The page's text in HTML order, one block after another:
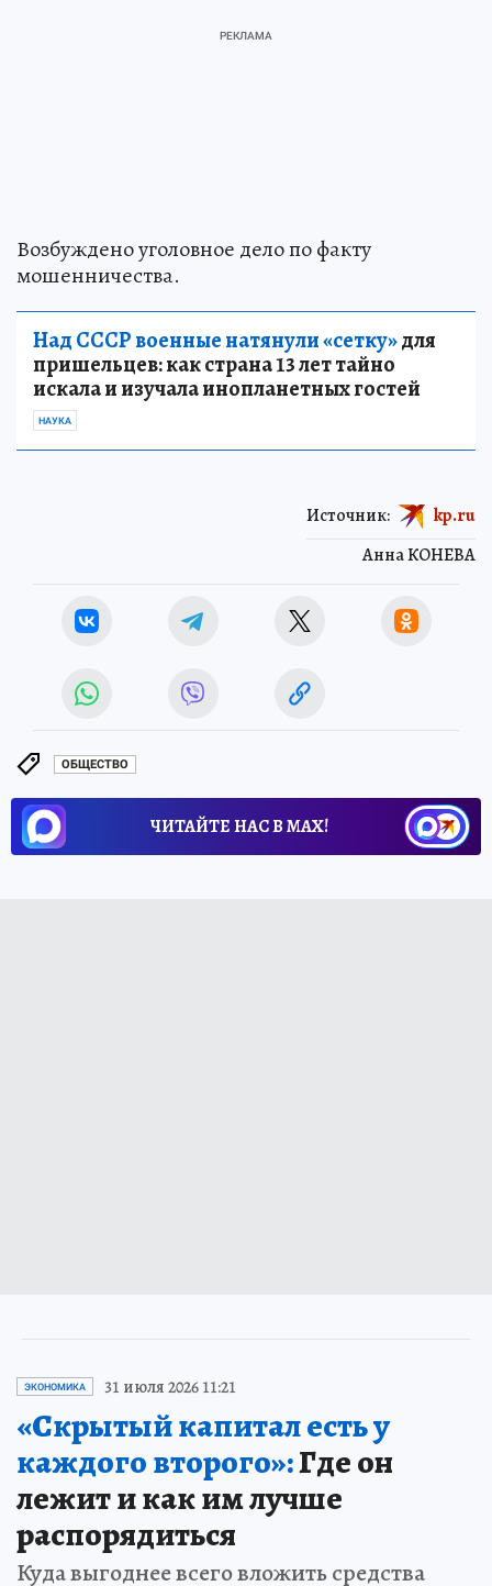
Возбуждено уголовное дело по факту
мошенничества.
Над СССР военные натянули «сетку»для
пришельцев: как страна 13 лет тайно
искала и изучала инопланетных гостей
НАУКА
Анна КОНЕВА
Источник: kp.ru
ОБЩЕСТВО
ЧИТАЙТЕ НАС В МАХ!
ЭКОНОМИКА 31 июля 2026 11:21
«Скрытый капитал есть у
каждого второго»:Где он
лежит и как им лучше
распорядиться
Куда выгоднее всего вложить средства